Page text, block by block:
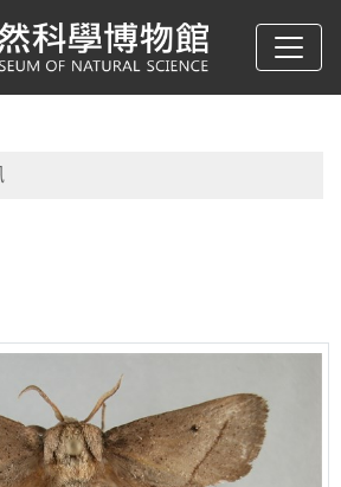
立自然科學